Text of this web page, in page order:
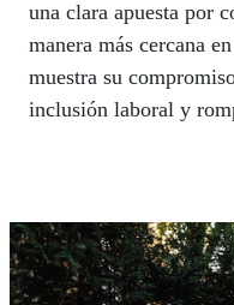
una clara apuesta por
manera más cercana
muestra su
inclusión laboral y